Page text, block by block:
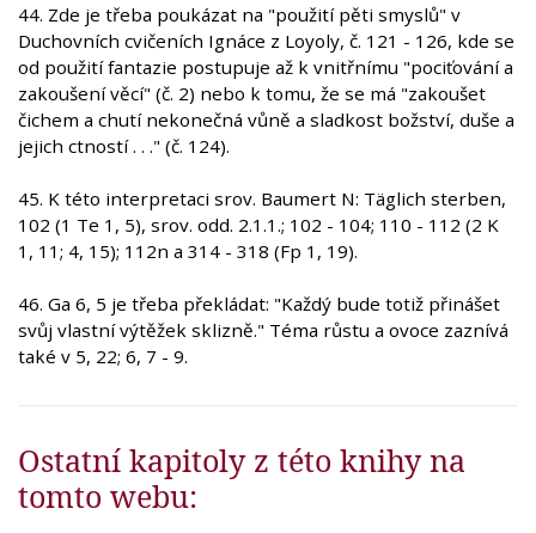
44. Zde je třeba poukázat na "použití pěti smyslů" v
Duchovních cvičeních Ignáce z Loyoly, č. 121 - 126, kde se
od použití fantazie postupuje až k vnitřnímu "pociťování a
zakoušení věcí" (č. 2) nebo k tomu, že se má "zakoušet
čichem a chutí nekonečná vůně a sladkost božství, duše a
jejich ctností . . ." (č. 124).
45. K této interpretaci srov. Baumert N: Täglich sterben,
102 (1 Te 1, 5), srov. odd. 2.1.1.; 102 - 104; 110 - 112 (2 K
1, 11; 4, 15); 112n a 314 - 318 (Fp 1, 19).
46. Ga 6, 5 je třeba překládat: "Každý bude totiž přinášet
svůj vlastní výtěžek sklizně." Téma růstu a ovoce zaznívá
také v 5, 22; 6, 7 - 9.
Ostatní kapitoly z této knihy na
tomto webu: